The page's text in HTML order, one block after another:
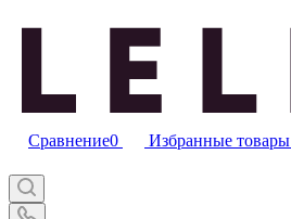
Сравнение0 Избранные товары